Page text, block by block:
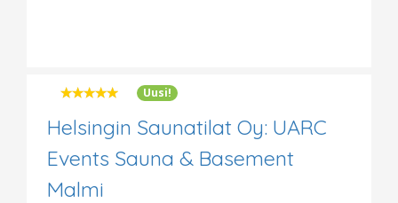
Uusi!
Helsingin Saunatilat Oy: UARC
Events Sauna & Basement
Malmi